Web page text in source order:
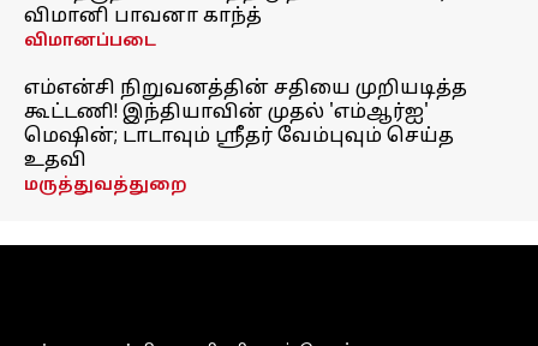
விமானி பாவனா காந்த்
விமானப்படை
எம்என்சி நிறுவனத்தின் சதியை முறியடித்த
கூட்டணி! இந்தியாவின் முதல் 'எம்ஆர்ஐ'
மெஷின்; டாடாவும் ஸ்ரீதர் வேம்புவும் செய்த
உதவி
மருத்துவத்துறை